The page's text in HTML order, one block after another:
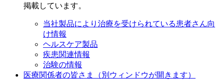
掲載しています。
当社製品により治療を受けられている患者さん向
け情報
ヘルスケア製品
疾患関連情報
治験の情報
医療関係者の皆さま
（別ウィンドウが開きます）